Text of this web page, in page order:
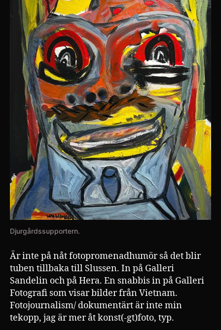
Djurgårdssupportern.
Är inte på nåt fotopromenadhumör så det blir
tuben tillbaka till Slussen. In på Galleri
Sandelin och på Hera. En snabbis in på Galleri
Fotografi som visar bilder från Vietnam.
Fotojournalism/ dokumentärt är inte min
tekopp, jag är mer åt konst(-gt)foto, typ.